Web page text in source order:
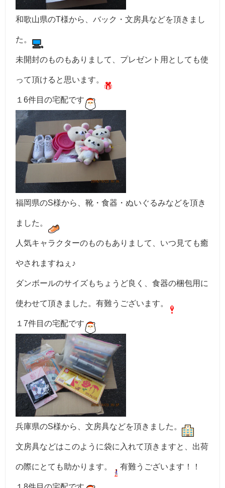
和歌山県のT様から、バック・文房具などを頂きまし
た。
未開封のものもありまして、プレゼント用としても使
って頂けると思います。
１6件目の宅配です
福岡県のS様から、靴・食器・ぬいぐるみなどを頂き
ました。
人気キャラクターのものもありまして、いつ見ても癒
やされますねぇ♪
ダンボールのサイズもちょうど良く、食器の梱包用に
使わせて頂きました。有難うございます。
１7件目の宅配です
兵庫県のS様から、文房具などを頂きました。
文房具などはこのように袋に入れて頂きますと、出荷
の際にとても助かります。 有難うございます！！